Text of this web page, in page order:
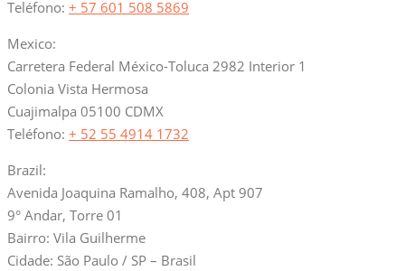
Teléfono: + 57 601 508 5869
Mexico:
Carretera Federal México-Toluca 2982 Interior 1
Colonia Vista Hermosa
Cuajimalpa 05100 CDMX
Teléfono: + 52 55 4914 1732
Brazil:
Avenida Joaquina Ramalho, 408, Apt 907
9° Andar, Torre 01
Bairro: Vila Guilherme
Cidade: São Paulo / SP – Brasil